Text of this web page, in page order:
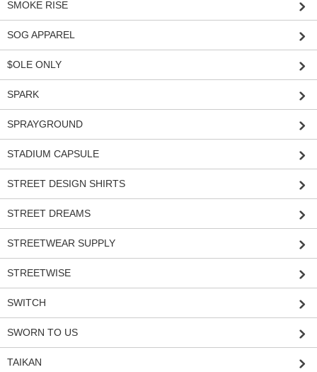
SMOKE RISE
SOG APPAREL
$OLE ONLY
SPARK
SPRAYGROUND
STADIUM CAPSULE
STREET DESIGN SHIRTS
STREET DREAMS
STREETWEAR SUPPLY
STREETWISE
SWITCH
SWORN TO US
TAIKAN